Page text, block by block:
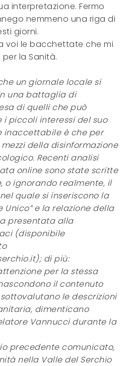
interpretazione. Fermo
nemmeno una riga di
giorni.
voi le bacchettate che mi
la Sanità.
un giornale locale si
una battaglia di
di quelli che può
piccoli interessi del suo
inaccettabile è che per
della disinformazione
Recenti analisi
online sono state scritte
o ignorando realmente, il
quale si inseriscono la
Unico” e la relazione della
presentata alla
(disponibile
di più:
per la stessa
il contenuto
le descrizioni
dimenticano
Vannucci durante la
precedente comunicato,
nella Valle del Serchio